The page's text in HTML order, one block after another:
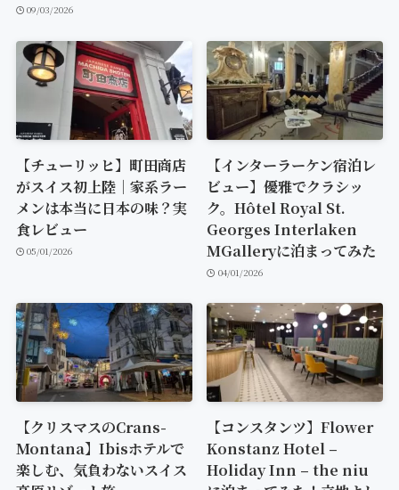
09/03/2026
【チューリッヒ】町田商店
がスイス初上陸｜家系ラー
メンは本当に日本の味？実
食レビュー
05/01/2026
【インターラーケン宿泊レ
ビュー】優雅でクラシッ
ク。Hôtel Royal St.
Georges Interlaken
MGalleryに泊まってみた
04/01/2026
【クリスマスのCrans-
Montana】Ibisホテルで
楽しむ、気負わないスイス
【コンスタンツ】Flower
Konstanz Hotel –
Holiday Inn – the niu